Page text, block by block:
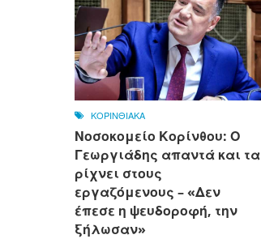
ΚΟΡΙΝΘΙΑΚΑ
Νοσοκομείο Κορίνθου: Ο
Γεωργιάδης απαντά και τα
ρίχνει στους
εργαζόμενους – «Δεν
έπεσε η ψευδοροφή, την
ξήλωσαν»